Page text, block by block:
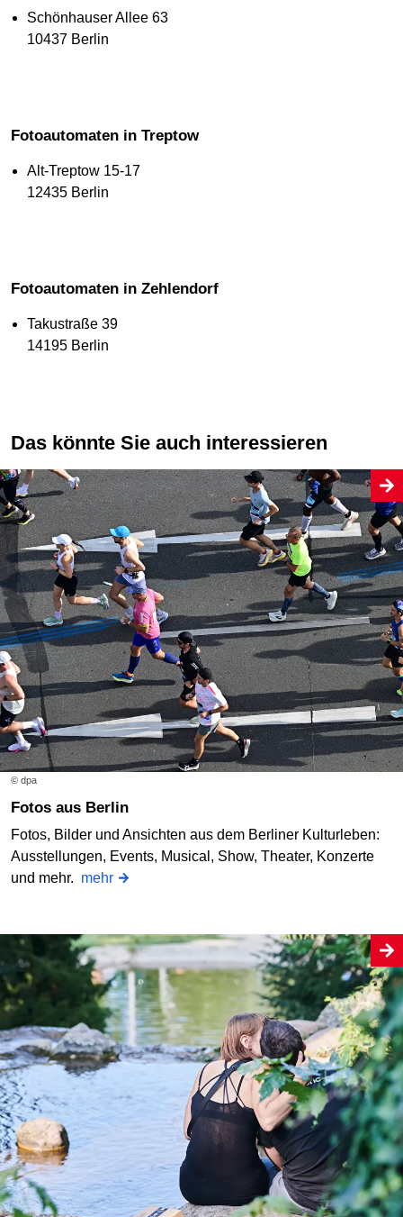
Schönhauser Allee 63
10437 Berlin
Fotoautomaten in Treptow
Alt-Treptow 15-17
12435 Berlin
Fotoautomaten in Zehlendorf
Takustraße 39
14195 Berlin
Das könnte Sie auch interessieren
© dpa
Fotos aus Berlin
Fotos, Bilder und Ansichten aus dem Berliner Kulturleben:
Ausstellungen, Events, Musical, Show, Theater, Konzerte
und mehr. mehr